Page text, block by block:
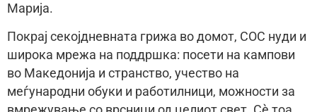
Марија.
Покрај секојдневната грижа во домот, СОС нуди и
широка мрежа на поддршка: посети на кампови
во Македонија и странство, учество на
меѓународни обуки и работилници, можности за